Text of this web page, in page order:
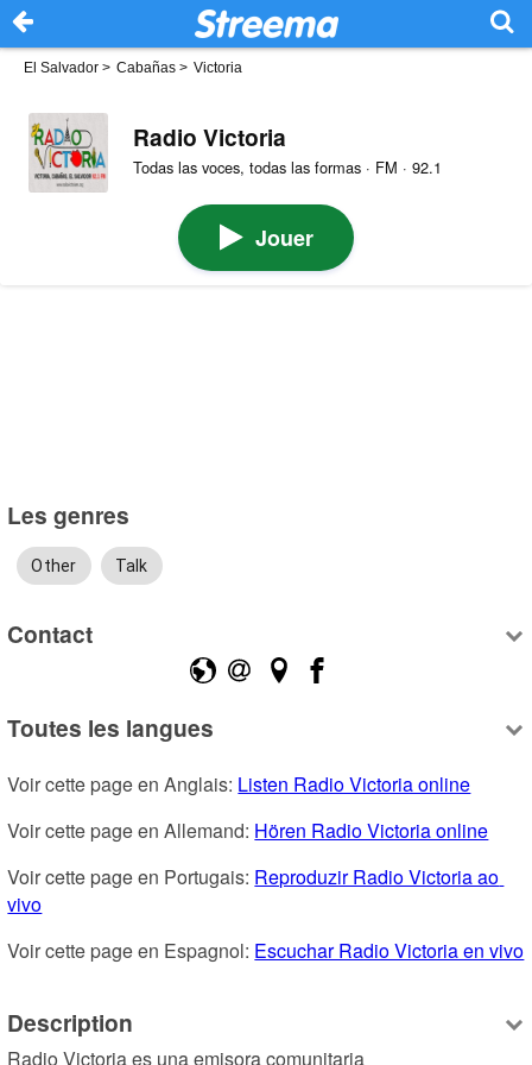
El Salvador > Cabañas > Victoria
Radio Victoria
Todas las voces, todas las formas · FM · 92.1
Jouer
Les genres
Other Talk
Contact
Toutes les langues
Voir cette page en Anglais: Listen Radio Victoria online
Voir cette page en Allemand: Hören Radio Victoria online
Voir cette page en Portugais: Reproduzir Radio Victoria ao
vivo
Voir cette page en Espagnol: Escuchar Radio Victoria en vivo
Description
Radio Victoria es una emisora comunitaria